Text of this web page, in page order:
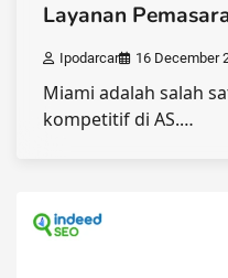
Layanan
Ipodarcar 16 December
Miami adalah salah
kompetitif di AS.…